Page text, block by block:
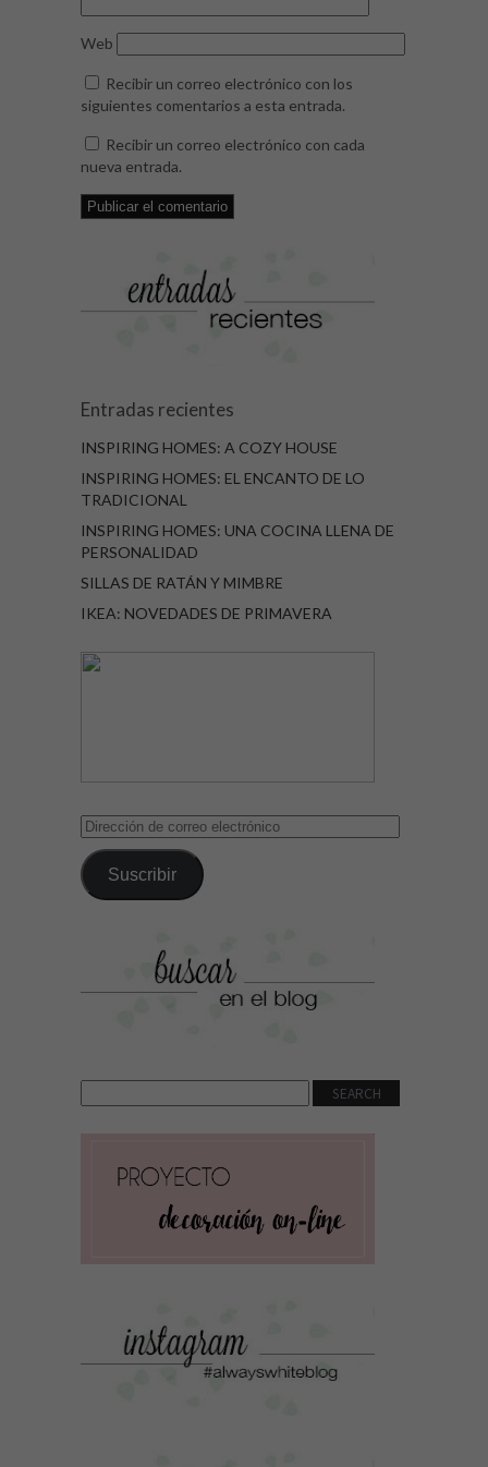
Web
Recibir un correo electrónico con los
siguientes comentarios a esta entrada.
Recibir un correo electrónico con cada
nueva entrada.
Entradas recientes
INSPIRING HOMES: A COZY HOUSE
INSPIRING HOMES: EL ENCANTO DE LO
TRADICIONAL
INSPIRING HOMES: UNA COCINA LLENA DE
PERSONALIDAD
SILLAS DE RATÁN Y MIMBRE
IKEA: NOVEDADES DE PRIMAVERA
Dirección
correo
electrónico
Suscribir